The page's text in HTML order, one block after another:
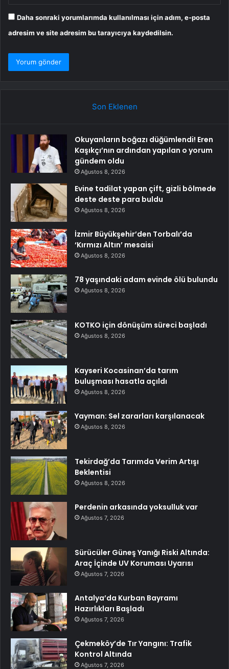
Daha sonraki yorumlarımda kullanılması için adım, e-posta
adresim ve site adresim bu tarayıcıya kaydedilsin.
Son Eklenen
Okuyanların boğazı düğümlendi! Eren
Kaşıkçı’nın ardından yapılan o yorum
gündem oldu
Ağustos 8, 2026
Evine tadilat yapan çift, gizli bölmede
deste deste para buldu
Ağustos 8, 2026
İzmir Büyükşehir’den Torbalı’da
‘Kırmızı Altın’ mesaisi
Ağustos 8, 2026
78 yaşındaki adam evinde ölü bulundu
Ağustos 8, 2026
KOTKO için dönüşüm süreci başladı
Ağustos 8, 2026
Kayseri Kocasinan’da tarım
buluşması hasatla açıldı
Ağustos 8, 2026
Yayman: Sel zararları karşılanacak
Ağustos 8, 2026
Tekirdağ’da Tarımda Verim Artışı
Beklentisi
Ağustos 8, 2026
Perdenin arkasında yoksulluk var
Ağustos 7, 2026
Sürücüler Güneş Yanığı Riski Altında:
Araç İçinde UV Koruması Uyarısı
Ağustos 7, 2026
Antalya’da Kurban Bayramı
Hazırlıkları Başladı
Ağustos 7, 2026
Çekmeköy’de Tır Yangını: Trafik
Kontrol Altında
Ağustos 7, 2026